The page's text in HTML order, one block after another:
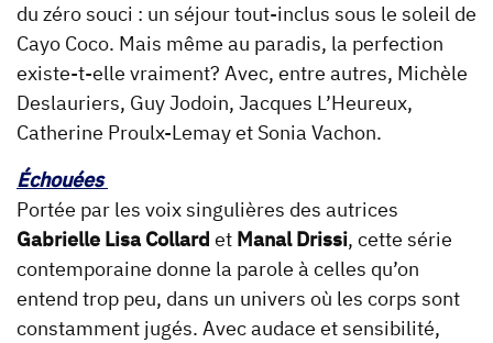
du zéro souci : un séjour tout-inclus sous le soleil de
Cayo Coco. Mais même au paradis, la perfection
existe-t-elle vraiment? Avec, entre autres, Michèle
Deslauriers, Guy Jodoin, Jacques L’Heureux,
Catherine Proulx-Lemay et Sonia Vachon.
Échouées
Portée par les voix singulières des autrices
Gabrielle Lisa Collard et Manal Drissi, cette série
contemporaine donne la parole à celles qu’on
entend trop peu, dans un univers où les corps sont
constamment jugés. Avec audace et sensibilité,